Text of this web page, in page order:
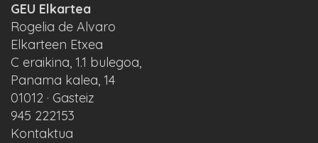
GEU Elkartea
Rogelia de Alvaro
Elkarteen Etxea
C eraikina, 1.1 bulegoa,
Panama kalea, 14
01012 · Gasteiz
945 222153
Kontaktua